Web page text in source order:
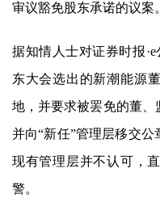
审议豁免股东承诺的议案。
据知情人士对证券时报
东大会选出的新潮能源
地，并要求被罢免的董、
并向“新任”管理层移交公
现有管理层并不认可，
警。